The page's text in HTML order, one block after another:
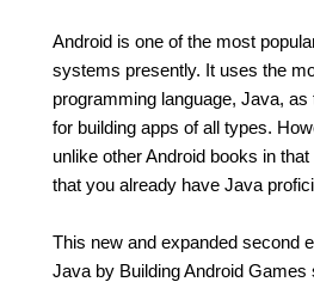
Android is one of the most
systems presently. It uses the
programming language, Java,
for building apps of all types.
unlike other Android books in
that you already have Java
This new and expanded second
Java by Building Android